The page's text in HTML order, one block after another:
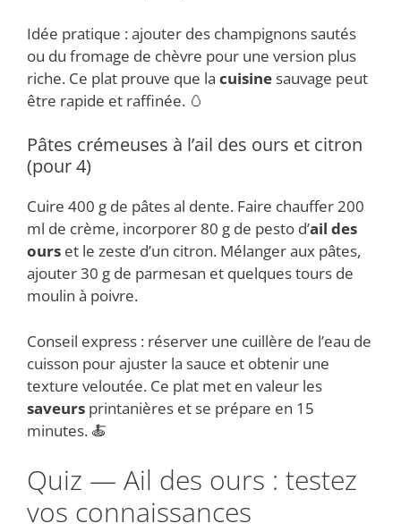
Idée pratique : ajouter des champignons sautés
ou du fromage de chèvre pour une version plus
riche. Ce plat prouve que la cuisine sauvage peut
être rapide et raffinée. 🥚
Pâtes crémeuses à l’ail des ours et citron
(pour 4)
Cuire 400 g de pâtes al dente. Faire chauffer 200
ml de crème, incorporer 80 g de pesto d’ail des
ours et le zeste d’un citron. Mélanger aux pâtes,
ajouter 30 g de parmesan et quelques tours de
moulin à poivre.
Conseil express : réserver une cuillère de l’eau de
cuisson pour ajuster la sauce et obtenir une
texture veloutée. Ce plat met en valeur les
saveurs printanières et se prépare en 15
minutes. 🍝
Quiz — Ail des ours : testez
vos connaissances